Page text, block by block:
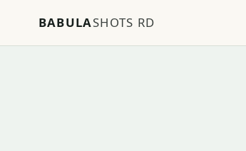
BABULASHOTS RD